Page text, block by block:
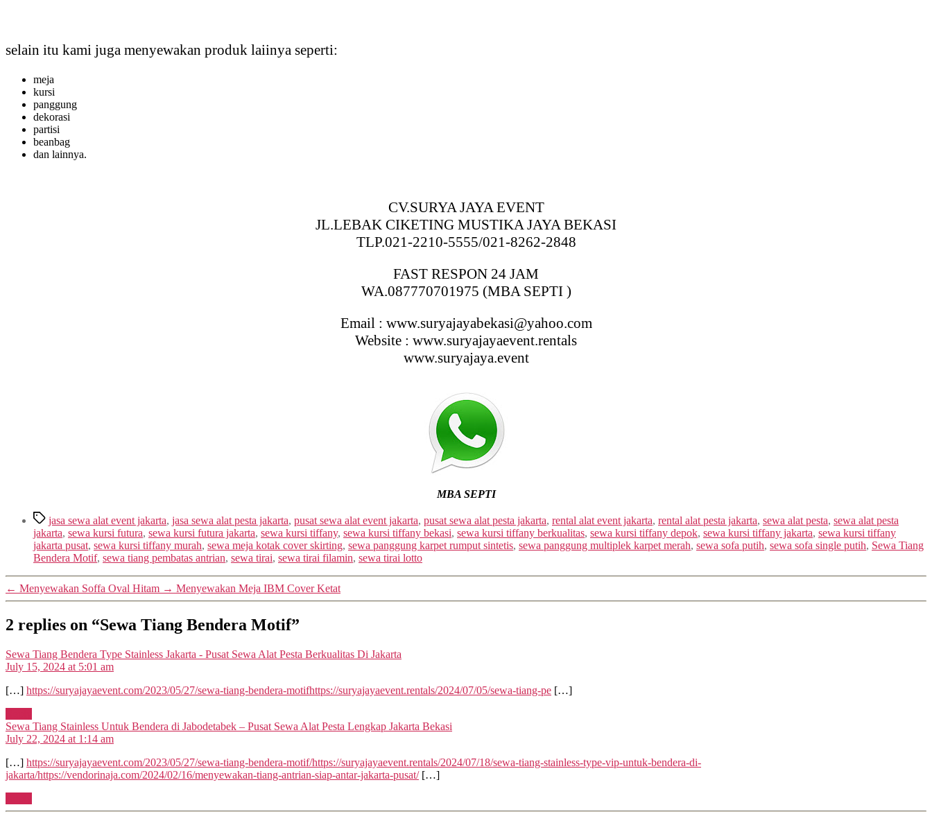
selain itu kami juga menyewakan produk laiinya seperti:
meja
kursi
panggung
dekorasi
partisi
beanbag
dan lainnya.
CV.SURYA JAYA EVENT
JL.LEBAK CIKETING MUSTIKA JAYA BEKASI
TLP.021-2210-5555/021-8262-2848
FAST RESPON 24 JAM
WA.087770701975 (MBA SEPTI )
Email : www.suryajayabekasi@yahoo.com
Website : www.suryajayaevent.rentals
www.suryajaya.event
MBA SEPTI
Tagsjasa sewa alat event jakarta, jasa sewa alat pesta jakarta, pusat sewa alat event jakarta, pusat sewa alat pesta jakarta, rental alat event jakarta, rental alat pesta jakarta, sewa alat pesta, sewa alat pesta
jakarta, sewa kursi futura, sewa kursi futura jakarta, sewa kursi tiffany, sewa kursi tiffany bekasi, sewa kursi tiffany berkualitas, sewa kursi tiffany depok, sewa kursi tiffany jakarta, sewa kursi tiffany
jakarta pusat, sewa kursi tiffany murah, sewa meja kotak cover skirting, sewa panggung karpet rumput sintetis, sewa panggung multiplek karpet merah, sewa sofa putih, sewa sofa single putih, Sewa Tiang
Bendera Motif, sewa tiang pembatas antrian, sewa tirai, sewa tirai filamin, sewa tirai lotto
← Menyewakan Soffa Oval Hitam → Menyewakan Meja IBM Cover Ketat
2 replies on “Sewa Tiang Bendera Motif”
Sewa Tiang Bendera Type Stainless Jakarta - Pusat Sewa Alat Pesta Berkualitas Di Jakarta
July 15, 2024 at 5:01 am
[…] https://suryajayaevent.com/2023/05/27/sewa-tiang-bendera-motifhttps://suryajayaevent.rentals/2024/07/05/sewa-tiang-pe […]
Sewa Tiang Stainless Untuk Bendera di Jabodetabek – Pusat Sewa Alat Pesta Lengkap Jakarta Bekasi
July 22, 2024 at 1:14 am
[…] https://suryajayaevent.com/2023/05/27/sewa-tiang-bendera-motif/https://suryajayaevent.rentals/2024/07/18/sewa-tiang-stainless-type-vip-untuk-bendera-di-
jakarta/https://vendorinaja.com/2024/02/16/menyewakan-tiang-antrian-siap-antar-jakarta-pusat/[…]